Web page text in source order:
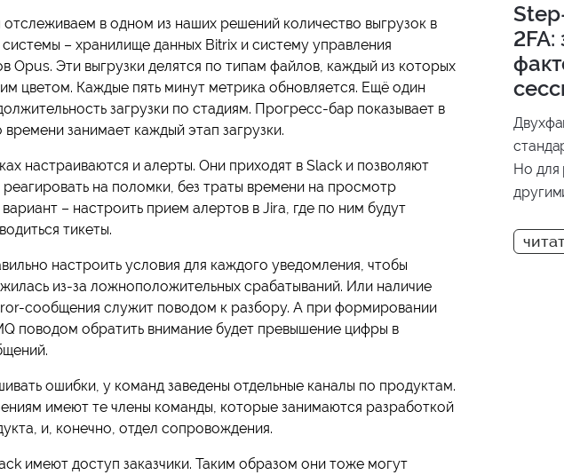
в одном из наших решений количество выгрузок в
– хранилище данных Bitrix и систему управления
Opus. Эти выгрузки делятся по типам файлов, каждый из которых
цветом. Каждые пять минут метрика обновляется. Ещё один
загрузки по стадиям. Прогресс-бар показывает в
времени занимает каждый этап загрузки.
настраиваются и алерты. Они приходят в Slack и позволяют
на поломки, без траты времени на просмотр
– настроить прием алертов в Jira, где по ним будут
тикеты.
настроить условия для каждого уведомления, чтобы
из-за ложноположительных срабатываний. Или наличие
сообщения служит поводом к разбору. А при формировании
поводом обратить внимание будет превышение цифры в
ошибки, у команд заведены отдельные каналы по продуктам.
имеют те члены команды, которые занимаются разработкой
и, конечно, отдел сопровождения.
имеют доступ заказчики. Таким образом они тоже могут
Но для